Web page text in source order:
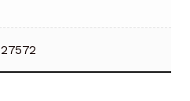
27572